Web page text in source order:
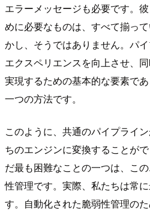
エラーメッセージも必要です。
めに必要なものは、すべて揃っ
かし、そうではありません。パイ
エクスペリエンスを向上させ、
実現するための基本的な要素で
一つの方法です。
このように、共通のパイプライ
ちのエンジンに変換することが
だ最も困難なことの一つは、こ
性管理です。実際、私たちは常
す。自動化された脆弱性管理の